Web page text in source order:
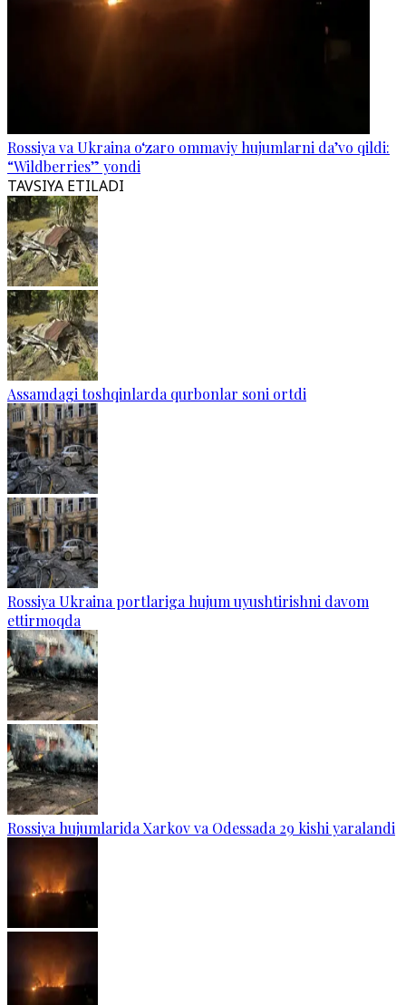
Rossiya va Ukraina o‘zaro ommaviy hujumlarni da’vo qildi:
“Wildberries” yondi
TAVSIYA ETILADI
Assamdagi toshqinlarda qurbonlar soni ortdi
Rossiya Ukraina portlariga hujum uyushtirishni davom
ettirmoqda
Rossiya hujumlarida Xarkov va Odessada 29 kishi yaralandi